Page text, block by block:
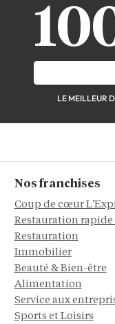
LE MEILLEUR
Nos franchises
Coup de cœur
Restauration rapide
Restauration
Immobilier
Beauté & Bien-être
Alimentation
Service aux
Sports et Loisirs